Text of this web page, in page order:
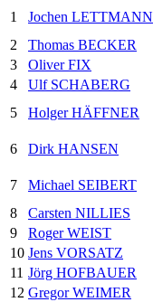
1 Jochen LETTMANN
2
Thomas BECKER
3
Oliver FIX
4
Ulf SCHABERG
5
Holger HÄFFNER
6
Dirk HANSEN
7
Michael SEIBERT
8
Carsten NILLIES
9
Roger WEIST
10 Jens VORSATZ
11 Jörg HOFBAUER
12 Gregor WEIMER